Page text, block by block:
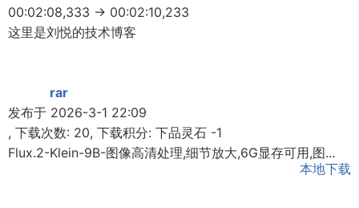
00:02:08,333 -> 00:02:10,233
这里是刘悦的技术博客
rar
发布于 2026-3-1 22:09
, 下载次数: 20, 下载积分: 下品灵石 -1
Flux.2-Klein-9B-图像高清处理,细节放大,6G显存可用,图...
本地下载